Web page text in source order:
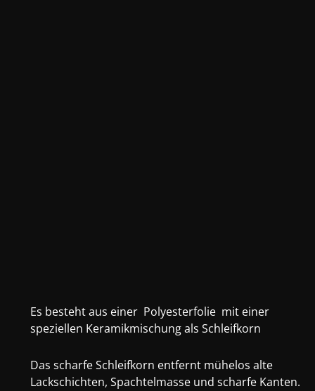
Es besteht aus einer Polyesterfolie mit einer
speziellen Keramikmischung als Schleifkorn
Das scharfe Schleifkorn entfernt mühelos alte
Lackschichten, Spachtelmasse und scharfe Kanten.